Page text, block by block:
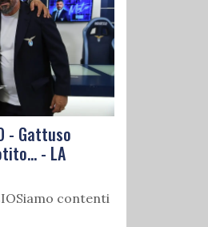
- Gattuso
- LA
contenti